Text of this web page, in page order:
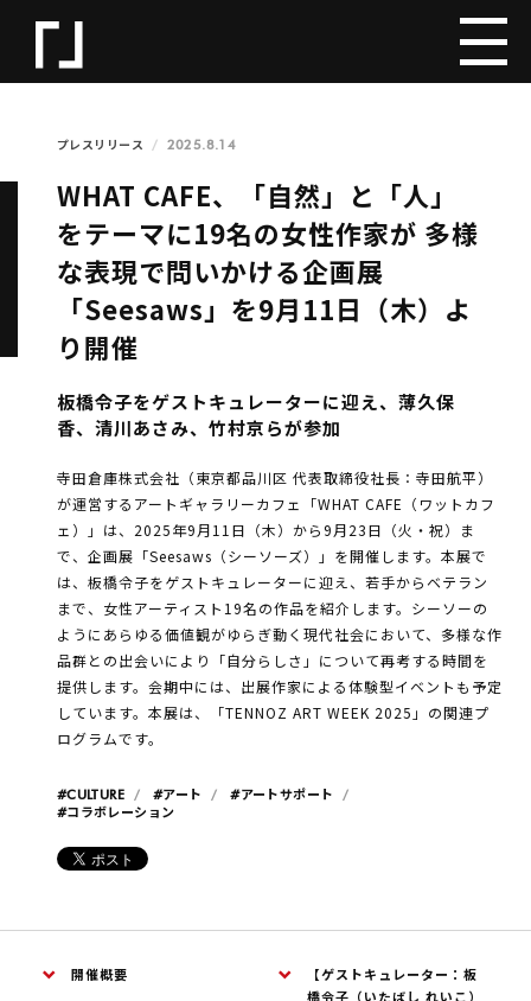
プレスリリース 2025.8.14
WHAT CAFE、「自然」と「人」
をテーマに19名の女性作家が 多様
な表現で問いかける企画展
「Seesaws」を9月11日（木）よ
り開催
板橋令子をゲストキュレーターに迎え、薄久保
香、清川あさみ、竹村京らが参加
寺田倉庫株式会社（東京都品川区 代表取締役社長：寺田航平）
が運営するアートギャラリーカフェ「WHAT CAFE（ワットカフ
ェ）」は、2025年9月11日（木）から9月23日（火・祝）ま
で、企画展「Seesaws（シーソーズ）」を開催します。本展で
は、板橋令子をゲストキュレーターに迎え、若手からベテラン
まで、女性アーティスト19名の作品を紹介します。シーソーの
ようにあらゆる価値観がゆらぎ動く現代社会において、多様な作
品群との出会いにより「自分らしさ」について再考する時間を
提供します。会期中には、出展作家による体験型イベントも予定
しています。本展は、「TENNOZ ART WEEK 2025」の関連プ
ログラムです。
#CULTURE #アート
#アートサポート
#コラボレーション
開催概要
【ゲストキュレーター：板
橋令子（いたばし れいこ）